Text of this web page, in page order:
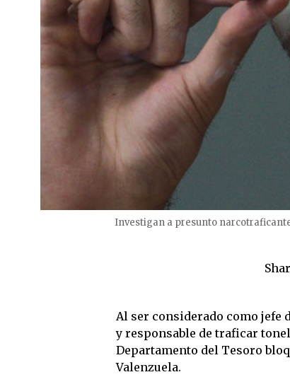
Investigan a presunto
Al ser considerado como jefe
y responsable de traficar
Departamento del Tesoro
Valenzuela.